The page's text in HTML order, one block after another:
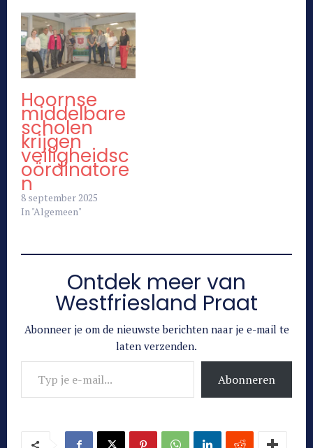
Hoornse
middelbare
scholen
krijgen
veiligheidsc
oördinatore
n
8 september 2025
In "Algemeen"
Ontdek meer van
Westfriesland Praat
Abonneer je om de nieuwste berichten naar je e-mail te
laten verzenden.
Typ je e-mail...
Abonneren